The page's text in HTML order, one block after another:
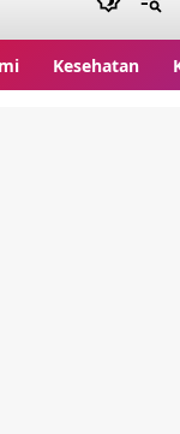
Kesehatan